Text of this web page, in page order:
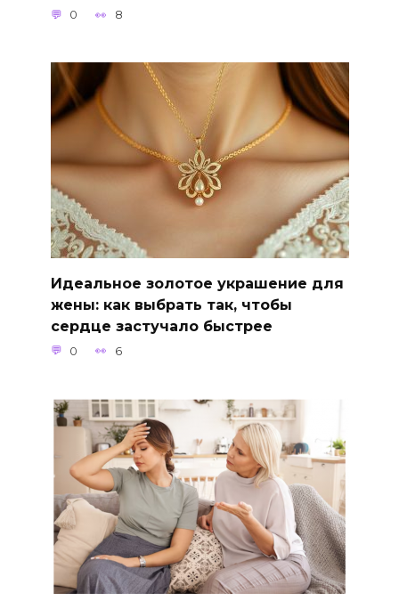
0 8
Идеальное золотое украшение для
жены: как выбрать так, чтобы
сердце застучало быстрее
0 6